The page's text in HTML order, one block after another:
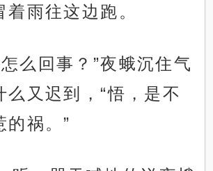
着雨往这边跑。
么回事？”夜蛾沉住气
么又迟到，“悟，是不
的祸。”